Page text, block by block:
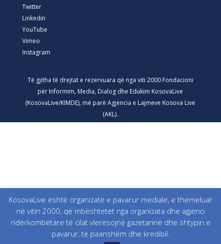
Twitter
Linkedin
YouTube
Vimeo
Instagram
Të gjitha të drejtat e rezervuara që nga viti 2000 Fondacioni
për Informim, Media, Dialog dhe Edukim KosovaLive
(KosovaLive/KIMDE), më parë Agjencia e Lajmeve Kosova Live
(AKL).
KosovaLive është organizatë e pavarur mediale, e themeluar
në vitin 2000, që mbështetet nga organizata dhe agjenci
ndërkombëtare të cilat vlerësojnë gazetarinë dhe shtypin e
pavarur, të paanshëm dhe kredibil.